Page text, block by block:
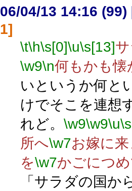
06/04/13 14:16 (99)
1]
\t\h\s[0]\u\s[13]
\w9\n何もかも懐
いというか何と
けでそこを連想
れど。 \w9\w9\u
所へ\w7お嫁に
を\w7かごにつ
「サラダの国か